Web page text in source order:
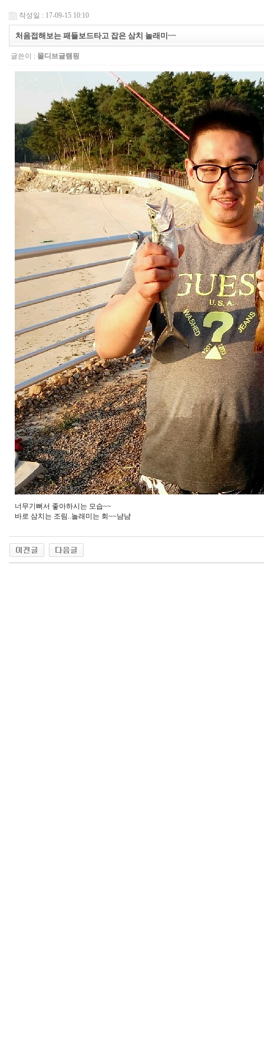
작성일 : 17-09-15 10:10
처음접해보는 패들보드타고 잡은 삼치 놀래미~~
글쓴이 : 몰디브글램핑
너무기뻐서 좋아하시는 모습~~
바로 삼치는 조림..놀래미는 회~~냠냠